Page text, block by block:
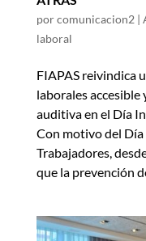
porcomunicacion2 |
laboral
FIAPAS reivindica
laborales accesible
auditiva en el Día
Con motivo del
Trabajadores,
que la prevención